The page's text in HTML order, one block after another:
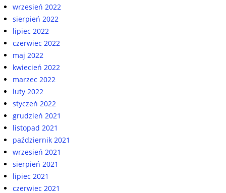
wrzesień 2022
sierpień 2022
lipiec 2022
czerwiec 2022
maj 2022
kwiecień 2022
marzec 2022
luty 2022
styczeń 2022
grudzień 2021
listopad 2021
październik 2021
wrzesień 2021
sierpień 2021
lipiec 2021
czerwiec 2021